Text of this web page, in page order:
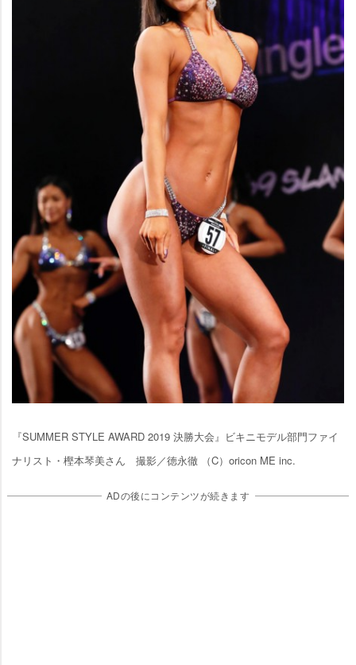
『SUMMER STYLE AWARD 2019 決勝大会』ビキニモデル部門ファイ
ナリスト・樫本琴美さん 撮影／徳永徹 （C）oricon ME inc.
ADの後にコンテンツが続きます